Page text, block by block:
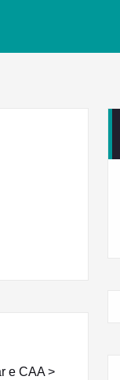
e CAA >